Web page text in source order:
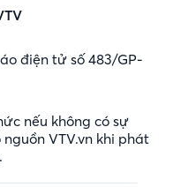
điện tử số 483/GP-
nếu không có sự
VTV.vn khi phát